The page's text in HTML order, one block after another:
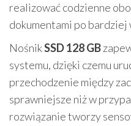
realizować codzienne
dokumentami po bardziej
NośnikSSD 128 GB
systemu, dzięki czemu
przechodzenie między
sprawniejsze niż w
rozwiązanie tworzy